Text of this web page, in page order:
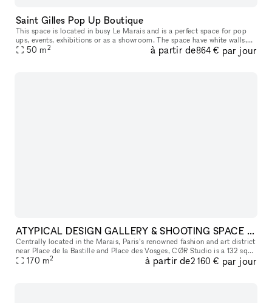
Saint Gilles Pop Up Boutique
This space is located in busy Le Marais and is a perfect space for pop
ups, events, exhibitions or as a showroom. The space have white walls,
wooden flooring. Fashion week + high season prices: 7250
50 m2 à partir de864 € par jour
ATYPICAL DESIGN GALLERY & SHOOTING SPACE IN THE MARAIS
Centrally located in the Marais, Paris’s renowned fashion and art district
near Place de la Bastille and Place des Vosges, CØR Studio is a 132 sqm
gallery space with an additional 30 sqm basement. De
170 m2 à partir de2 160 € par jour